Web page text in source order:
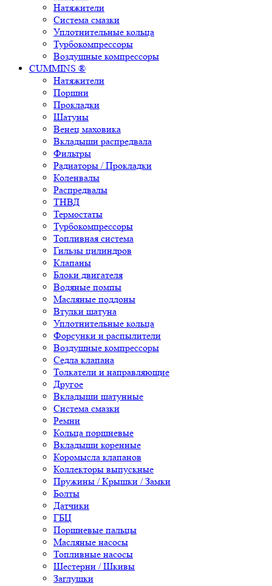
Натяжители
Система смазки
Уплотнительные кольца
Турбокомпрессоры
Воздушные компрессоры
CUMMINS ®
Натяжители
Поршни
Прокладки
Шатуны
Венец маховика
Вкладыши распредвала
Фильтры
Радиаторы / Прокладки
Коленвалы
Распредвалы
ТНВД
Термостаты
Турбокомпрессоры
Топливная система
Гильзы цилиндров
Клапаны
Блоки двигателя
Водяные помпы
Масляные поддоны
Втулки шатуна
Уплотнительные кольца
Форсунки и распылители
Воздушные компрессоры
Седла клапана
Толкатели и направляющие
Другое
Вкладыши шатунные
Система смазки
Ремни
Кольца поршневые
Вкладыши коренные
Коромысла клапанов
Коллекторы выпускные
Пружины / Крышки / Замки
Болты
Датчики
ГБЦ
Поршневые пальцы
Масляные насосы
Топливные насосы
Шестерни / Шкивы
Заглушки